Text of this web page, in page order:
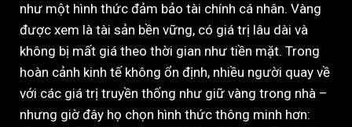
như một hình thức đảm bảo tài chính cá nhân. Vàng
được xem là tài sản bền vững, có giá trị lâu dài và
không bị mất giá theo thời gian như tiền mặt. Trong
hoàn cảnh kinh tế không ổn định, nhiều người quay về
với các giá trị truyền thống như giữ vàng trong nhà –
nhưng giờ đây họ chọn hình thức thông minh hơn: